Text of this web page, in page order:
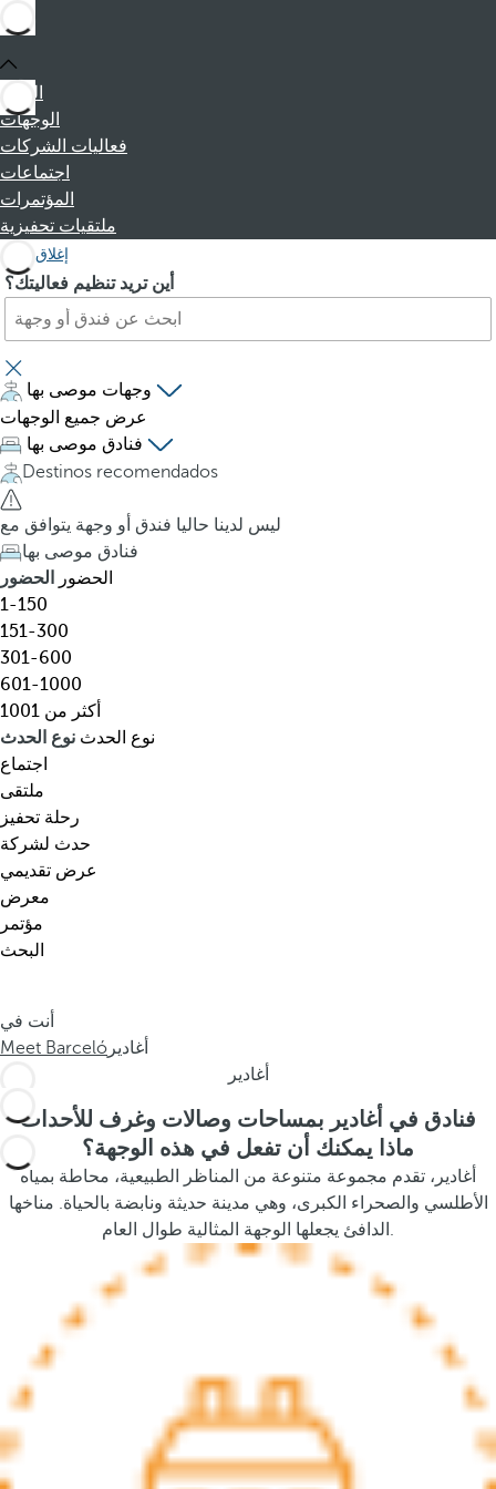
البداية
الوجهات
فعاليات الشركات
اجتماعات
المؤتمرات
ملتقيات تحفيزية
إغلاق
أين تريد تنظيم فعاليتك؟
ا
ح
ث
ع
ن
ف
ن
د
ق
،
و
ج
ه
ة
،
ن
و
ع
م
ع
ي
ن
…
P
e
s
s
i
n
g
t
h
e
d
o
w
n
a
r
r
o
w
k
e
y
o
p
e
t
h
p
p
e
s
f
o
وجهات موصى بها
عرض جميع الوجهات
فنادق موصى بها
Destinos recomendados
ليس لدينا حاليا فندق أو وجهة يتوافق مع
فنادق موصى بها
الحضور
الحضور
1-150
151-300
301-600
601-1000
أكثر من 1001
نوع الحدث نوع الحدث
اجتماع
ملتقى
رحلة تحفيز
حدث لشركة
عرض تقديمي
معرض
مؤتمر
البحث
أنت في
Meet Barceló أغادير
أغادير
فنادق في أغادير بمساحات وصالات وغرف للأحداث
ماذا يمكنك أن تفعل في هذه الوجهة؟
أغادير، تقدم مجموعة متنوعة من المناظر الطبيعية، محاطة بمياه
الأطلسي والصحراء الكبرى، وهي مدينة حديثة ونابضة بالحياة. مناخها
الدافئ يجعلها الوجهة المثالية طوال العام.